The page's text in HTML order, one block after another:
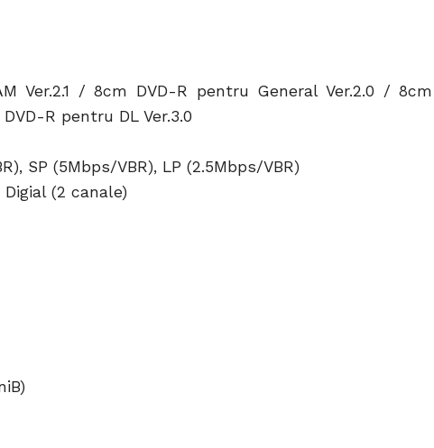
Ver.2.1 / 8cm DVD-R pentru General Ver.2.0 / 8cm
DVD-R pentru DL Ver.3.0
SP (5Mbps/VBR), LP (2.5Mbps/VBR)
Digial (2 canale)